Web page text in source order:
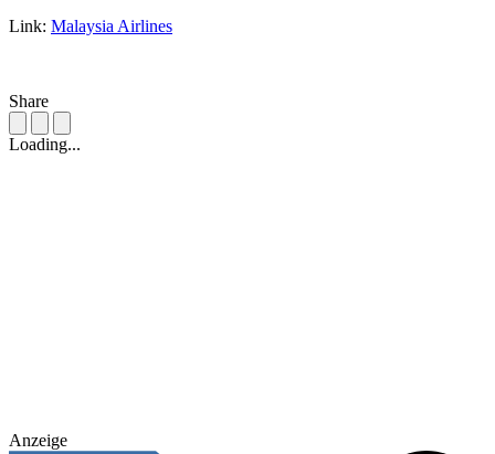
Link: Malaysia Airlines
Share
Loading...
Anzeige